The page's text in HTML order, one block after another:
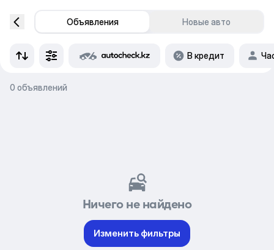
Объявления Новые авто
В кредит
0 объявлений
Ничего не найдено
Изменить фильтры